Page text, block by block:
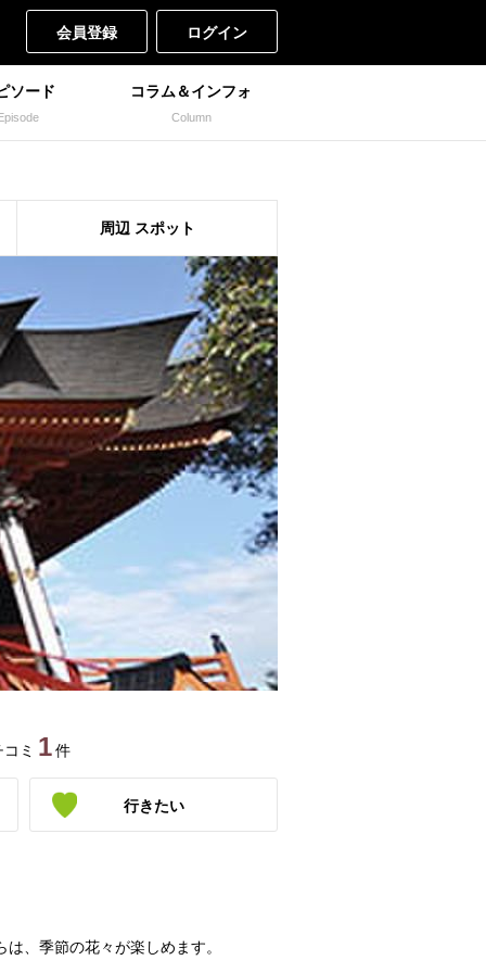
会員登録 ログイン
ソード コラム＆インフォ
Column
周辺 スポット
ミ 1件
行きたい
、季節の花々が楽しめます。